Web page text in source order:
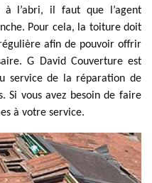
l’abri, il faut que l’agent
Pour cela, la toiture doit
afin de pouvoir offrir
G David Couverture est
service de la réparation de
Si vous avez besoin de faire
à votre service.